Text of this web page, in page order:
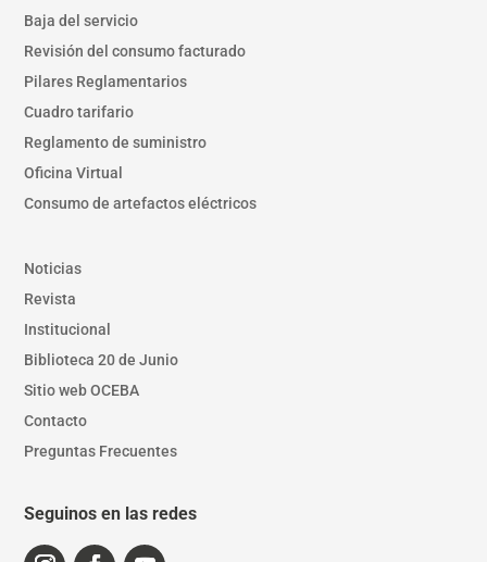
Baja del servicio
Revisión del consumo facturado
Pilares Reglamentarios
Cuadro tarifario
Reglamento de suministro
Oficina Virtual
Consumo de artefactos eléctricos
Noticias
Revista
Institucional
Biblioteca 20 de Junio
Sitio web OCEBA
Contacto
Preguntas Frecuentes
Seguinos en las redes